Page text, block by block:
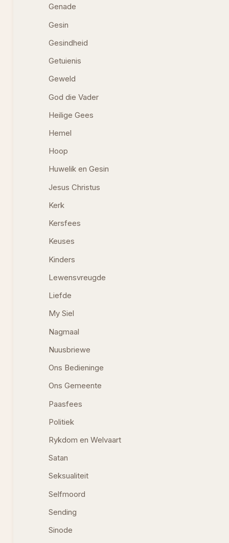
Genade
Gesin
Gesindheid
Getuienis
Geweld
God die Vader
Heilige Gees
Hemel
Hoop
Huwelik en Gesin
Jesus Christus
Kerk
Kersfees
Keuses
Kinders
Lewensvreugde
Liefde
My Siel
Nagmaal
Nuusbriewe
Ons Bedieninge
Ons Gemeente
Paasfees
Politiek
Rykdom en Welvaart
Satan
Seksualiteit
Selfmoord
Sending
Sinode